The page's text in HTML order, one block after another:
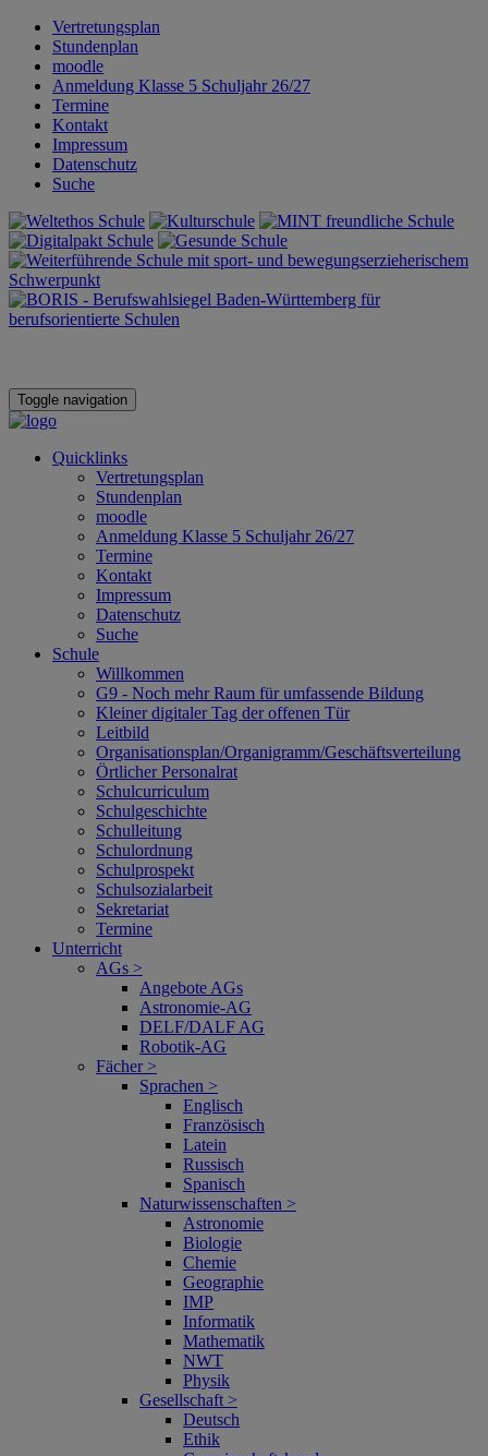
Vertretungsplan
Stundenplan
moodle
Anmeldung Klasse 5 Schuljahr 26/27
Termine
Kontakt
Impressum
Datenschutz
Suche
Toggle navigation
Quicklinks
Vertretungsplan
Stundenplan
moodle
Anmeldung Klasse 5 Schuljahr 26/27
Termine
Kontakt
Impressum
Datenschutz
Suche
Schule
Willkommen
G9 - Noch mehr Raum für umfassende Bildung
Kleiner digitaler Tag der offenen Tür
Leitbild
Organisationsplan/Organigramm/Geschäftsverteilung
Örtlicher Personalrat
Schulcurriculum
Schulgeschichte
Schulleitung
Schulordnung
Schulprospekt
Schulsozialarbeit
Sekretariat
Termine
Unterricht
AGs >
Angebote AGs
Astronomie-AG
DELF/DALF AG
Robotik-AG
Fächer >
Sprachen >
Englisch
Französisch
Latein
Russisch
Spanisch
Naturwissenschaften >
Astronomie
Biologie
Chemie
Geographie
IMP
Informatik
Mathematik
NWT
Physik
Gesellschaft >
Deutsch
Ethik